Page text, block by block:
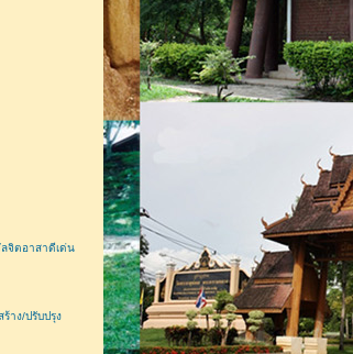
จิตอาสาดีเด่น
าง/ปรับปรุง